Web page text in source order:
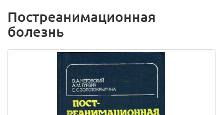
Постреанимационная
болезнь